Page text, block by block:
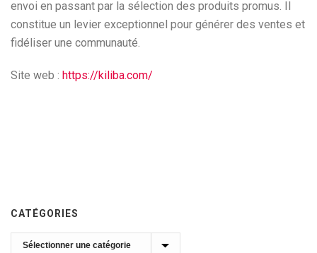
envoi en passant par la sélection des produits promus. Il
constitue un levier exceptionnel pour générer des ventes et
fidéliser une communauté.
Site web : https://kiliba.com/
CATÉGORIES
Catégories